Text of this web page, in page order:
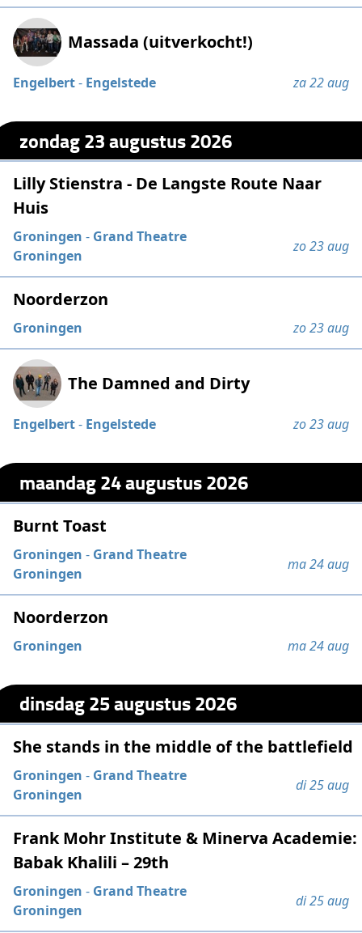
Massada (uitverkocht!)
Engelbert- Engelstede za 22 aug
zondag 23 augustus 2026
Lilly Stienstra - De Langste Route Naar
Huis
Groningen - Grand Theatre
Groningen
zo 23 aug
Noorderzon
Groningen zo 23 aug
The Damned and Dirty
Engelbert- Engelstede zo 23 aug
maandag 24 augustus 2026
Burnt Toast
Groningen - Grand Theatre
Groningen
ma 24 aug
Noorderzon
Groningen ma 24 aug
dinsdag 25 augustus 2026
She stands in the middle of the battlefield
Groningen - Grand Theatre
Groningen
di 25 aug
Frank Mohr Institute & Minerva Academie:
Babak Khalili – 29th
Groningen - Grand Theatre
Groningen
di 25 aug